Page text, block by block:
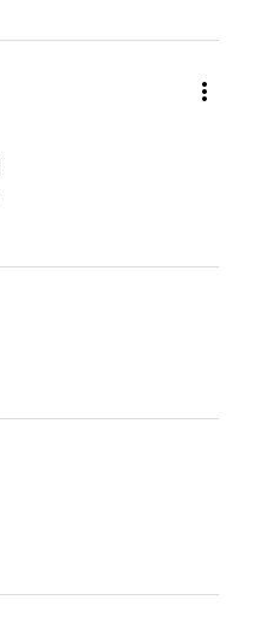
more_vert